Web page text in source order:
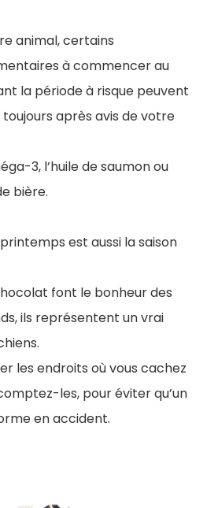
animal, certains
à commencer au
la période à risque peuvent
après avis de votre
3, l’huile de saumon ou
bière.
est aussi la saison
font le bonheur des
ils représentent un vrai
les endroits où vous cachez
les, pour éviter qu’un
en accident.